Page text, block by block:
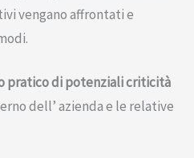
vengano affrontati e
pratico di potenziali criticità
dell’ azienda e le relative